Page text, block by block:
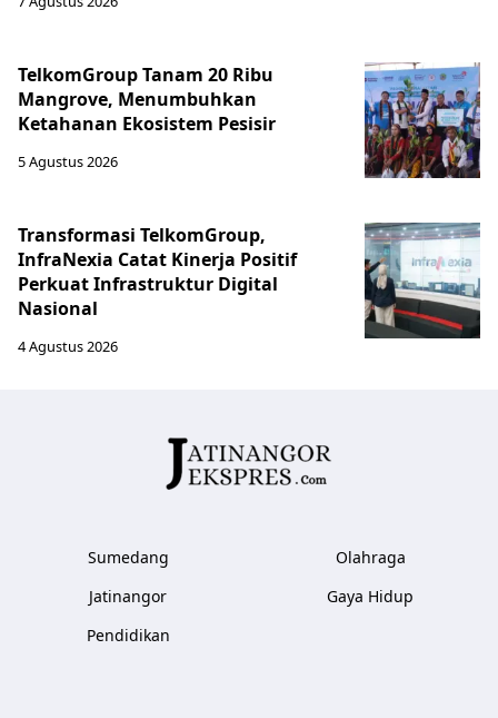
TelkomGroup Tanam 20 Ribu
Mangrove, Menumbuhkan
Ketahanan Ekosistem Pesisir
5 Agustus 2026
Transformasi TelkomGroup,
InfraNexia Catat Kinerja Positif
Perkuat Infrastruktur Digital
Nasional
4 Agustus 2026
Sumedang
Jatinangor
Pendidikan
Olahraga
Gaya Hidup